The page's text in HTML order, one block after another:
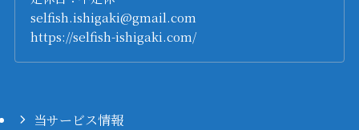
selfish.ishigaki@gmail.com
https://selfish-ishigaki.com/
当サービス情報